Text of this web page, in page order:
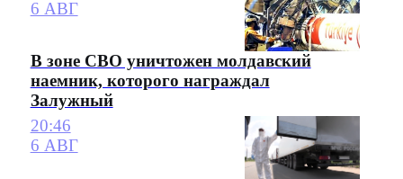
6 АВГ
В зоне СВО уничтожен молдавский
наемник, которого награждал
Залужный
20:46
6 АВГ